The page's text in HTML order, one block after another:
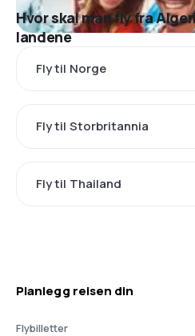
Hvor skal man fly fra
landene
Fly til Norge
Fly til Storbritannia
Fly til Thailand
Planlegg reisen din
Flybilletter